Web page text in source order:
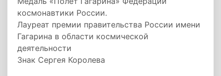
космонавтики России.
Лауреат премии правительства России имени
Гагарина в области космической
деятельности
Знак Сергея Королева